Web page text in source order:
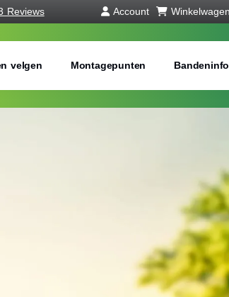
Reviews Account Winkelwagen
velgen Montagepunten Bandeninfo
Inch: